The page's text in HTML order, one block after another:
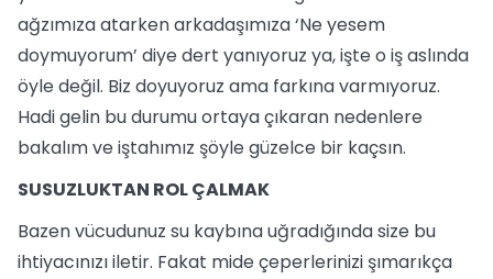
ağzımıza atarken arkadaşımıza ‘Ne yesem
doymuyorum’ diye dert yanıyoruz ya, işte o iş aslında
öyle değil. Biz doyuyoruz ama farkına varmıyoruz.
Hadi gelin bu durumu ortaya çıkaran nedenlere
bakalım ve iştahımız şöyle güzelce bir kaçsın.
SUSUZLUKTAN ROL ÇALMAK
Bazen vücudunuz su kaybına uğradığında size bu
ihtiyacınızı iletir. Fakat mide çeperlerinizi şımarıkça